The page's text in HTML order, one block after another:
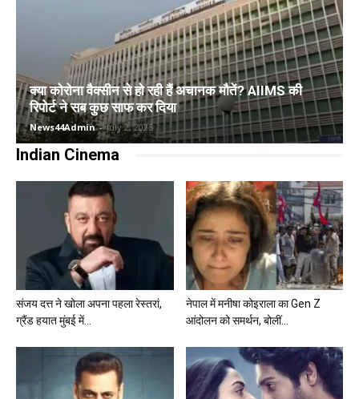
क्या कोरोना वैक्सीन से हो रही हैं अचानक मौतें? AIIMS की
रिपोर्ट ने सब कुछ साफ कर दिया
News44Admin - July 2, 2025
Indian Cinema
संजय दत्त ने खोला अपना पहला रेस्तरां,
ग्रैंड हयात मुंबई में...
नेपाल में मनीषा कोइराला का Gen Z
आंदोलन को समर्थन, बोलीं...